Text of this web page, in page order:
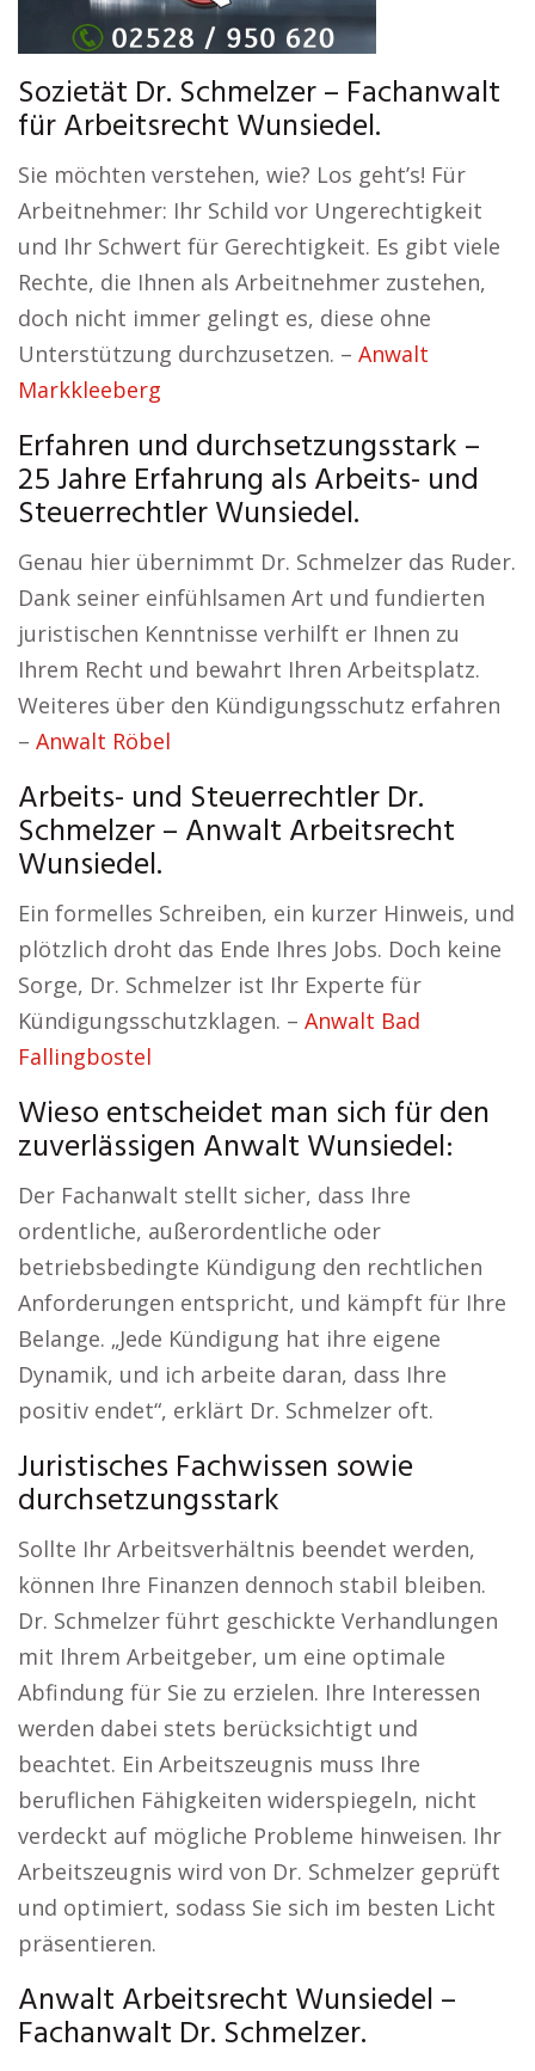
Sozietät Dr. Schmelzer – Fachanwalt
für Arbeitsrecht Wunsiedel.
Sie möchten verstehen, wie? Los geht’s! Für
Arbeitnehmer: Ihr Schild vor Ungerechtigkeit
und Ihr Schwert für Gerechtigkeit. Es gibt viele
Rechte, die Ihnen als Arbeitnehmer zustehen,
doch nicht immer gelingt es, diese ohne
Unterstützung durchzusetzen. – Anwalt
Markkleeberg
Erfahren und durchsetzungsstark –
25 Jahre Erfahrung als Arbeits- und
Steuerrechtler Wunsiedel.
Genau hier übernimmt Dr. Schmelzer das Ruder.
Dank seiner einfühlsamen Art und fundierten
juristischen Kenntnisse verhilft er Ihnen zu
Ihrem Recht und bewahrt Ihren Arbeitsplatz.
Weiteres über den Kündigungsschutz erfahren
– Anwalt Röbel
Arbeits- und Steuerrechtler Dr.
Schmelzer – Anwalt Arbeitsrecht
Wunsiedel.
Ein formelles Schreiben, ein kurzer Hinweis, und
plötzlich droht das Ende Ihres Jobs. Doch keine
Sorge, Dr. Schmelzer ist Ihr Experte für
Kündigungsschutzklagen. – Anwalt Bad
Fallingbostel
Wieso entscheidet man sich für den
zuverlässigen Anwalt Wunsiedel:
Der Fachanwalt stellt sicher, dass Ihre
ordentliche, außerordentliche oder
betriebsbedingte Kündigung den rechtlichen
Anforderungen entspricht, und kämpft für Ihre
Belange. „Jede Kündigung hat ihre eigene
Dynamik, und ich arbeite daran, dass Ihre
positiv endet“, erklärt Dr. Schmelzer oft.
Juristisches Fachwissen sowie
durchsetzungsstark
Sollte Ihr Arbeitsverhältnis beendet werden,
können Ihre Finanzen dennoch stabil bleiben.
Dr. Schmelzer führt geschickte Verhandlungen
mit Ihrem Arbeitgeber, um eine optimale
Abfindung für Sie zu erzielen. Ihre Interessen
werden dabei stets berücksichtigt und
beachtet. Ein Arbeitszeugnis muss Ihre
beruflichen Fähigkeiten widerspiegeln, nicht
verdeckt auf mögliche Probleme hinweisen. Ihr
Arbeitszeugnis wird von Dr. Schmelzer geprüft
und optimiert, sodass Sie sich im besten Licht
präsentieren.
Anwalt Arbeitsrecht Wunsiedel –
Fachanwalt Dr. Schmelzer.